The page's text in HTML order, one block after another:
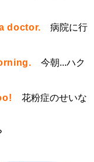
doctor. 病院に行
今朝...ハク
花粉症のせいな